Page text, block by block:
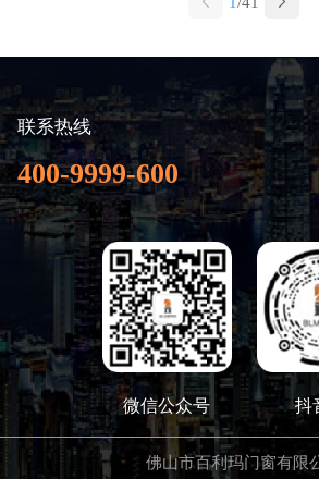
联系热线
400-9999-600
微信公众号 抖
佛山市百利玛门窗有限